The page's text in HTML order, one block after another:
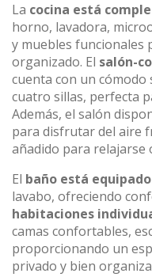
La cocina está
horno, lavadora,
y muebles funcionales
organizado. El salón-
cuenta con un cómodo
cuatro sillas, perfecta
Además, el salón
para disfrutar del aire
añadido para relajarse
El baño está equipado
lavabo, ofreciendo
habitaciones
camas confortables,
proporcionando un
privado y bien